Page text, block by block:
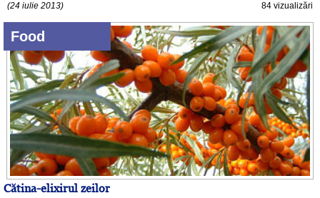
(24 iulie 2013) 84 vizualizări
Food
Cătina-elixirul zeilor